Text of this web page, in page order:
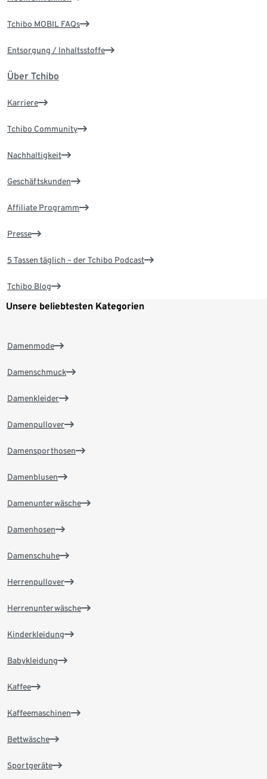
Tchibo MOBIL FAQs
Entsorgung / Inhaltsstoffe
Über Tchibo
Karriere
Tchibo Community
Nachhaltigkeit
Geschäftskunden
Affiliate Programm
Presse
5 Tassen täglich – der Tchibo Podcast
Tchibo Blog
Unsere beliebtesten Kategorien
Damenmode
Damenschmuck
Damenkleider
Damenpullover
Damensporthosen
Damenblusen
Damenunterwäsche
Damenhosen
Damenschuhe
Herrenpullover
Herrenunterwäsche
Kinderkleidung
Babykleidung
Kaffee
Kaffeemaschinen
Bettwäsche
Sportgeräte